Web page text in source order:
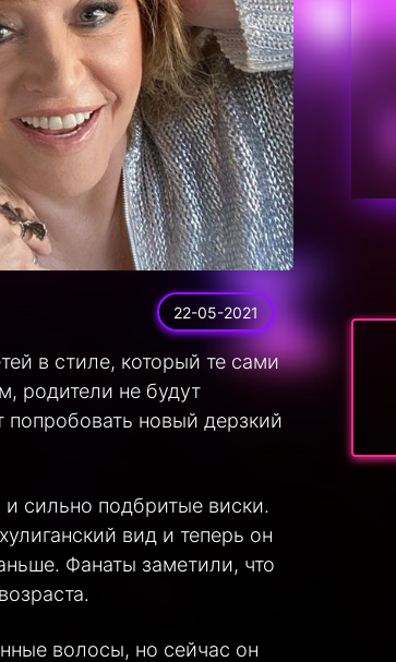
22-05-2021
в стиле, который те сами
родители не будут
попробовать новый дерзкий
сильно подбритые виски.
вид и теперь он
Фанаты заметили, что
волосы, но сейчас он